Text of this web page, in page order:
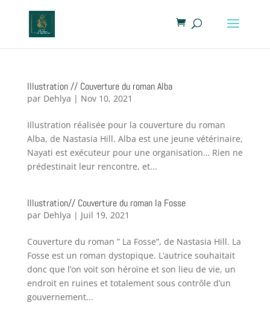
Illustration // Couverture du roman Alba
par Dehlya | Nov 10, 2021
Illustration réalisée pour la couverture du roman
Alba, de Nastasia Hill. Alba est une jeune vétérinaire,
Nayati est exécuteur pour une organisation… Rien ne
prédestinait leur rencontre, et...
Illustration// Couverture du roman la Fosse
par Dehlya | Juil 19, 2021
Couverture du roman ” La Fosse”, de Nastasia Hill. La
Fosse est un roman dystopique. L’autrice souhaitait
donc que l’on voit son héroïne et son lieu de vie, un
endroit en ruines et totalement sous contrôle d’un
gouvernement...